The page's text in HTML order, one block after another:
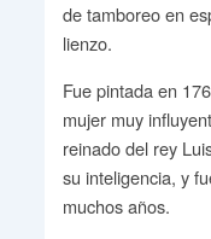
de tamboreo en
lienzo.
Fue pintada en
mujer muy
reinado del rey
su inteligencia, y
muchos años.